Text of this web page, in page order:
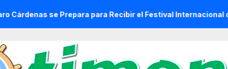
Prepara para Recibir el Festival Internacional de la